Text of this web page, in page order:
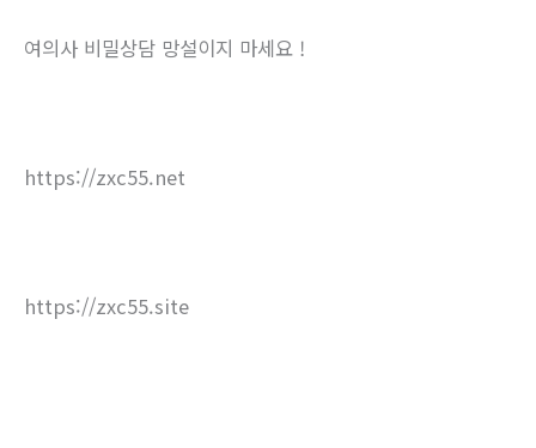
여의사 비밀상담 망설이지 마세요 !
https://zxc55.net
https://zxc55.site